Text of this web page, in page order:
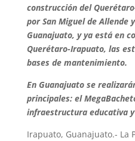
construcción del
por San Miguel de Allende
Guanajuato, y ya está en
Querétaro-Irapuato, las
bases de mantenimiento.
En Guanajuato se
principales: el
infraestructura educativa
Irapuato, Guanajuato.- La